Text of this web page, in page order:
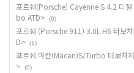
포르쉐(Porsche) Cayenne S 4.2 디
bo ATD>
(0)
포르쉐 (Porsche 911) 3.0L H6 터보
D>
(1)
포르쉐 마칸(Macan)S/Turbo 터보차
>
(0)